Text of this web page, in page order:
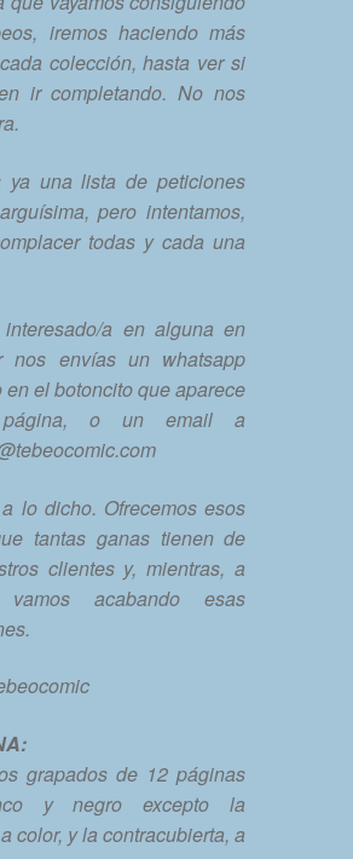
iremos haciendo más
colección, hasta ver si
ir completando. No nos
ya una lista de peticiones
pero intentamos,
todas y cada una
a en alguna en
nos envías un whatsapp
en el botoncito que aparece
o un email a
lo dicho. Ofrecemos esos
tantas ganas tienen de
clientes y, mientras, a
acabando esas
grapados de 12 páginas
y negro excepto la
color, y la contracubierta, a